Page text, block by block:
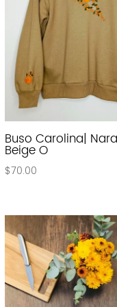
Buso Carolina|
Beige O
$70.00